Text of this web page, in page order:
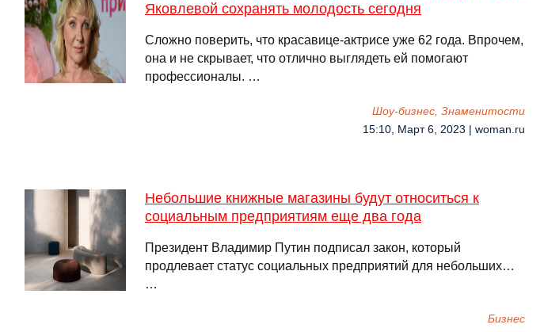
Яковлевой сохранять молодость сегодня
Сложно поверить, что красавице-актрисе уже 62 года. Впрочем,
она и не скрывает, что отлично выглядеть ей помогают
профессионалы. …
Шоу-бизнес, Знаменитости
15:10, Март 6, 2023 | woman.ru
Небольшие книжные магазины будут относиться к
социальным предприятиям еще два года
Президент Владимир Путин подписал закон, который
продлевает статус социальных предприятий для небольших…
…
Бизнес